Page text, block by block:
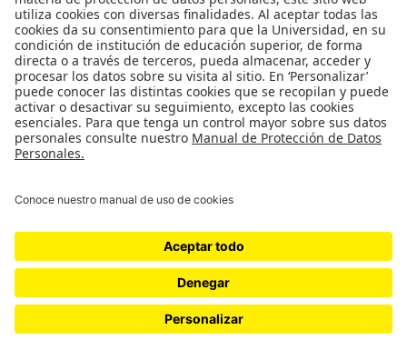
cerosetenta@uniandes.edu.co
BOGOTÁ, COLOMBIA
NEWSLETTER